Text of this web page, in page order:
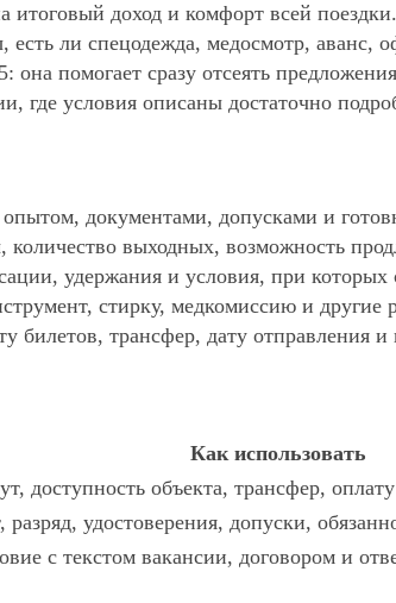
доход и комфорт всей
ли спецодежда, медосмотр,
она помогает сразу отсеять
где условия описаны достаточно
документами, допусками и
выходных, возможность
удержания и условия, при
стирку, медкомиссию и другие
трансфер, дату отправления и
Как использовать
доступность объекта, трансфер,
разряд, удостоверения, допуски,
с текстом вакансии, договором и